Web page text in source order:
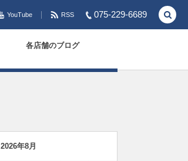
075-229-6689
YouTube RSS
各店舗のブログ
2026年8月